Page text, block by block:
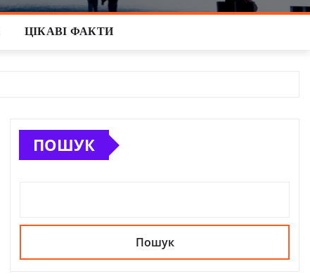
ЦІКАВІ ФАКТИ
ПОШУК
Пошук